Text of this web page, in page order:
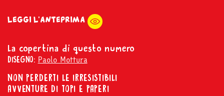
LEGGI L'ANTEPRIMA
La copertina di questo numero
DISEGNO: Paolo Mottura
NON PERDERTI LE IRRESISTIBILI
AVVENTURE DI TOPI E PAPERI